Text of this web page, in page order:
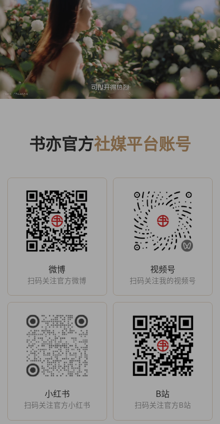
书亦官方社媒平台账号
微博
扫码关注官方微博
视频号
扫码关注我的视频号
小红书
扫码关注官方小红书
B站
扫码关注官方B站